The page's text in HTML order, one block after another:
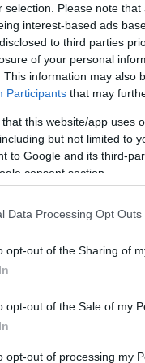
selection. Please note
interest-based ads
to third parties
of your personal
This information may also
Participants that may
that this website/app uses
but not limited to
to Google and its third-
consent section.
Data Processing Opt Outs
opt-out of the Sharing of
opt-out of the Sale of my
opt-out of processing my
και
ενδιαφέρον
οι
του ήταν «ο
Εθνικής Νέων,
Εθνικής στην
τής Βαρκελώνης.
διέπρεψε.
χρόνων, 2
Ανδρών,